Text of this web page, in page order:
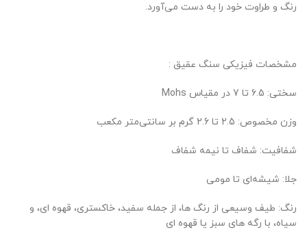
رنگ و طراوت خود را به دست می‌آورد.
مشخصات فیزیکی سنگ عقیق :
سختی: 6.5 تا 7 در مقیاس Mohs
وزن مخصوص: 2.5 تا 2.6 گرم بر سانتی‌متر مکعب
شفافیت: شفاف تا نیمه شفاف
جلا: شیشه‌ای تا مومی
رنگ: طیف وسیعی از رنگ ها، از جمله سفید، خاکستری، قهوه ای، و
سیاه، با رگه های سبز یا قهوه ای